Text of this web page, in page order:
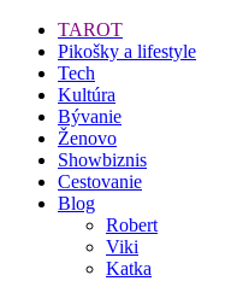
TAROT
Pikošky a lifestyle
Tech
Kultúra
Bývanie
Ženovo
Showbiznis
Cestovanie
Blog
Robert
Viki
Katka